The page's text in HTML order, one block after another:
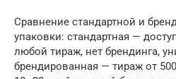
Сравнение стандартной и
упаковки: стандартная —
любой тираж, нет брендинга,
брендированная — тираж от